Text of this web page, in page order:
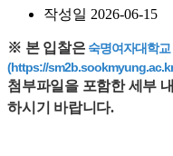
작성일 2026-06-15
※ 본 입찰은 숙명여자대학
(https://
첨부파일을 포함한 세부
하시기 바랍니다.